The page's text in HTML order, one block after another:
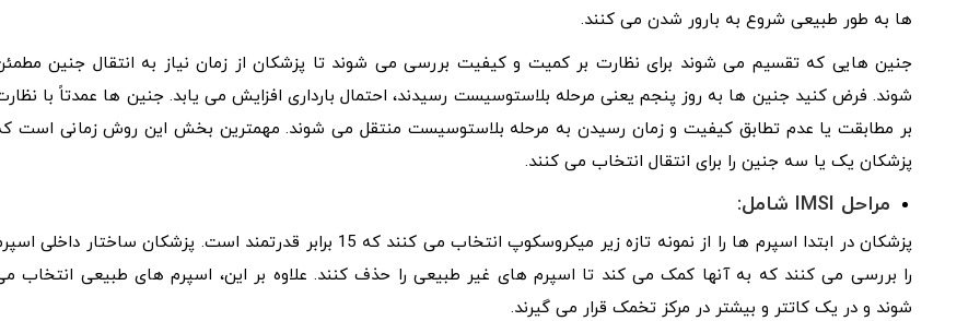
ها به طور طبیعی شروع به بارور شدن می کنند.
جنین هایی که تقسیم می شوند برای نظارت بر کمیت و کیفیت بررسی می شوند تا پزشکان از زمان نیاز به انتقال جنین
شوند. فرض کنید جنین ها به روز پنجم یعنی مرحله بلاستوسیست رسیدند، احتمال بارداری افزایش می یابد. جنین ها عمدتاً با
بر مطابقت یا عدم تطابق کیفیت و زمان رسیدن به مرحله بلاستوسیست منتقل می شوند. مهمترین بخش این روش زمانی است
پزشکان یک یا سه جنین را برای انتقال انتخاب می کنند.
مراحل IMSI شامل:
پزشکان در ابتدا اسپرم ها را از نمونه تازه زیر میکروسکوپ انتخاب می کنند که 15 برابر قدرتمند است. پزشکان ساختار داخلی
را بررسی می کنند که به آنها کمک می کند تا اسپرم های غیر طبیعی را حذف کنند. علاوه بر این، اسپرم های طبیعی انتخاب
شوند و در یک کاتتر و بیشتر در مرکز تخمک قرار می گیرند.